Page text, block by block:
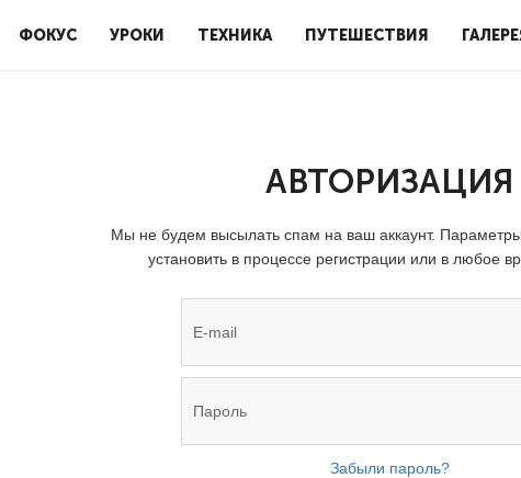
ФОКУС УРОКИ ТЕХНИКА ПУТЕШЕСТВИЯ
АВТОРИЗАЦИЯ
Мы не будем высылать спам на ваш аккаунт.
установить в процессе регистрации или в любое
Забыли пароль?